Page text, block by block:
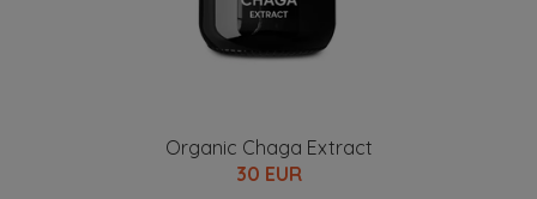
Organic Chaga Extract
30 EUR